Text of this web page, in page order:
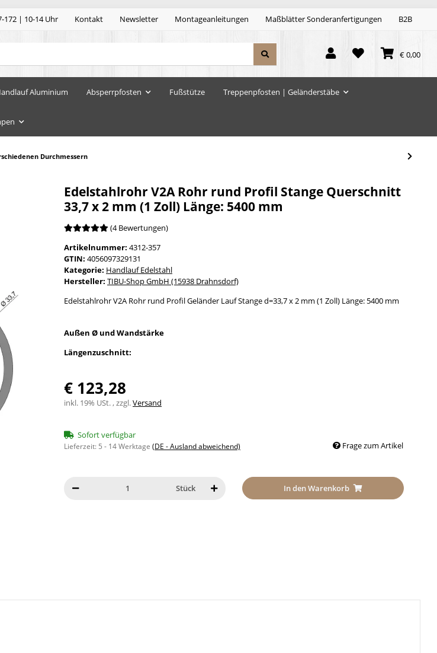
172 | 10-14 Uhr Kontakt Newsletter Montageanleitungen Maßblätter Sonderanfertigungen B2B
€ 0,00
Aluminium Absperrpfosten Fußstütze Treppenpfosten | Geländerstäbe
Durchmessern
Edelstahlrohr V2A Rohr rund Profil Stange Querschnitt
33,7 x 2 mm (1 Zoll) Länge: 5400 mm
(4 Bewertungen)
Artikelnummer: 4312-357
GTIN: 4056097329131
Kategorie: Handlauf Edelstahl
Hersteller: TIBU-Shop GmbH (15938 Drahnsdorf)
Edelstahlrohr V2A Rohr rund Profil Geländer Lauf Stange d=33,7 x 2 mm (1 Zoll) Länge: 5400 mm
Außen Ø und Wandstärke
Längenzuschnitt:
€ 123,28
inkl. 19% USt. , zzgl.Versand
Sofort verfügbar
Lieferzeit: 5 - 14 Werktage (DE - Ausland abweichend) Frage zum Artikel
Stück In den Warenkorb